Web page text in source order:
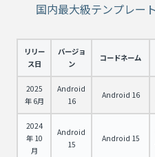
国内最大級テンプレー
リリー
ス日
バージョ
ン
コードネーム
2025
年 6月
Android
16
Android 16
2024
年 10
月
Android
15
Android 15